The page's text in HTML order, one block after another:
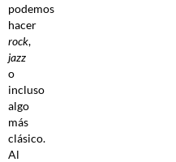
podemos
hacer
rock,
jazz
o
incluso
algo
más
clásico.
Al